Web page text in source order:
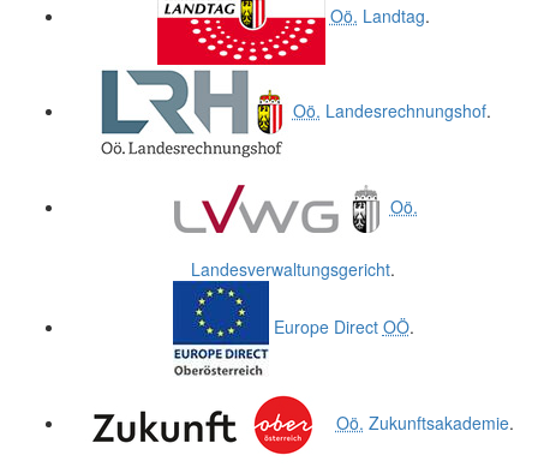
Oö. Landtag.
Oö. Landesrechnungshof.
Oö.
Landesverwaltungsgericht.
Europe Direct OÖ.
Oö. Zukunftsakademie.